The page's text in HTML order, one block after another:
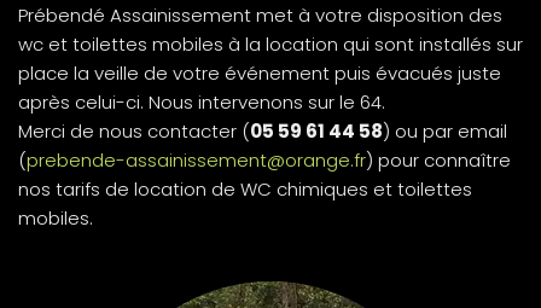
Prébendé Assainissement met à votre disposition des
wc et toilettes mobiles à la location qui sont installés sur
place la veille de votre événement puis évacués juste
après celui-ci. Nous intervenons sur le 64.
Merci de nous contacter (05 59 61 44 58) ou par email
(prebende-assainissement@orange.fr) pour connaître
nos tarifs de location de WC chimiques et toilettes
mobiles.